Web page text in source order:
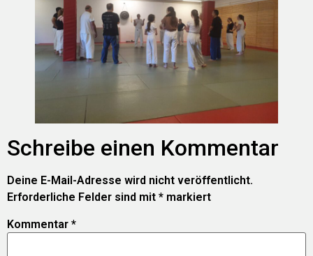
Schreibe einen Kommentar
Deine E-Mail-Adresse wird nicht veröffentlicht.
Erforderliche Felder sind mit * markiert
Kommentar *